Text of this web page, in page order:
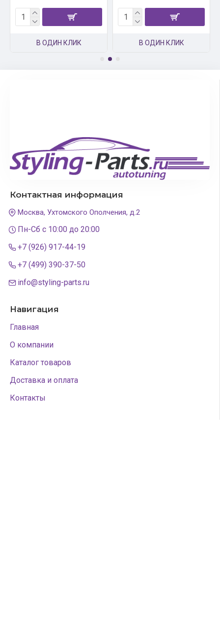
В ОДИН КЛИК В ОДИН КЛИК
Контактная информация
Москва, Ухтомского Ополчения, д.2
Пн-Сб с 10:00 до 20:00
+7 (926) 917-44-19
+7 (499) 390-37-50
info@styling-parts.ru
Навигация
Главная
О компании
Каталог товаров
Доставка и оплата
Контакты